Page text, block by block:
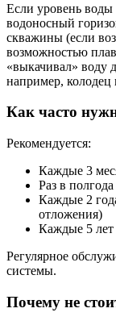
Если уровень воды
водоносный
скважины (если
возможностью
«выкачивал» воду
например, колодец
Как часто
Рекомендуется:
Каждые 3
Раз в
Каждые 2
отложения)
Каждые 5 лет
Регулярное
системы.
Почему не